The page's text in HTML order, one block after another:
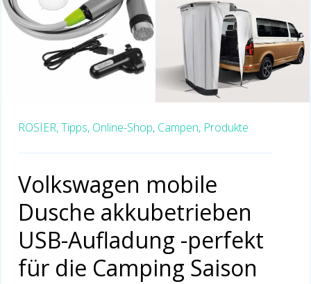
ROSIER,Tipps, Online-Shop, Campen, Produkte
Volkswagen mobile
Dusche akkubetrieben
USB-Aufladung -perfekt
für die Camping Saison